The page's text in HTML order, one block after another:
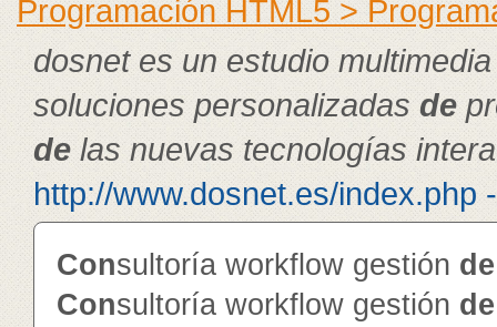
Programación HTML5 >
dosnet es un estudio
soluciones personalizadasde
delas nuevas tecnologías
http://www.dosnet.es/index.php
Consultoría workflow gestión de
Consultoría workflow gestión de